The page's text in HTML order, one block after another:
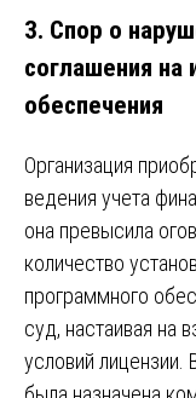
3. Спор о
соглашения на
обеспечения
Организация
ведения учета
она превысила
количество
программного
суд, настаивая на
условий лицензии.